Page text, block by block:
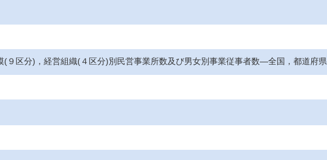
(９区分)，経営組織(４区分)別民営事業所数及び男女別事業従事者数―全国，都道府県